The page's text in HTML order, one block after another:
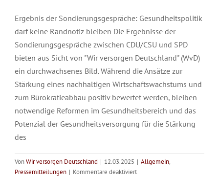
Ergebnis der Sondierungsgespräche: Gesundheitspolitik
darf keine Randnotiz bleiben Die Ergebnisse der
Sondierungsgespräche zwischen CDU/CSU und SPD
bieten aus Sicht von "Wir versorgen Deutschland" (WvD)
ein durchwachsenes Bild. Während die Ansätze zur
Stärkung eines nachhaltigen Wirtschaftswachstums und
zum Bürokratieabbau positiv bewertet werden, bleiben
notwendige Reformen im Gesundheitsbereich und das
Potenzial der Gesundheitsversorgung für die Stärkung
des
VonWir versorgen Deutschland | 12.03.2025 | Allgemein,
Pressemitteilungen | Kommentare deaktiviertfür
Bundestagswahl 2025: mit einer